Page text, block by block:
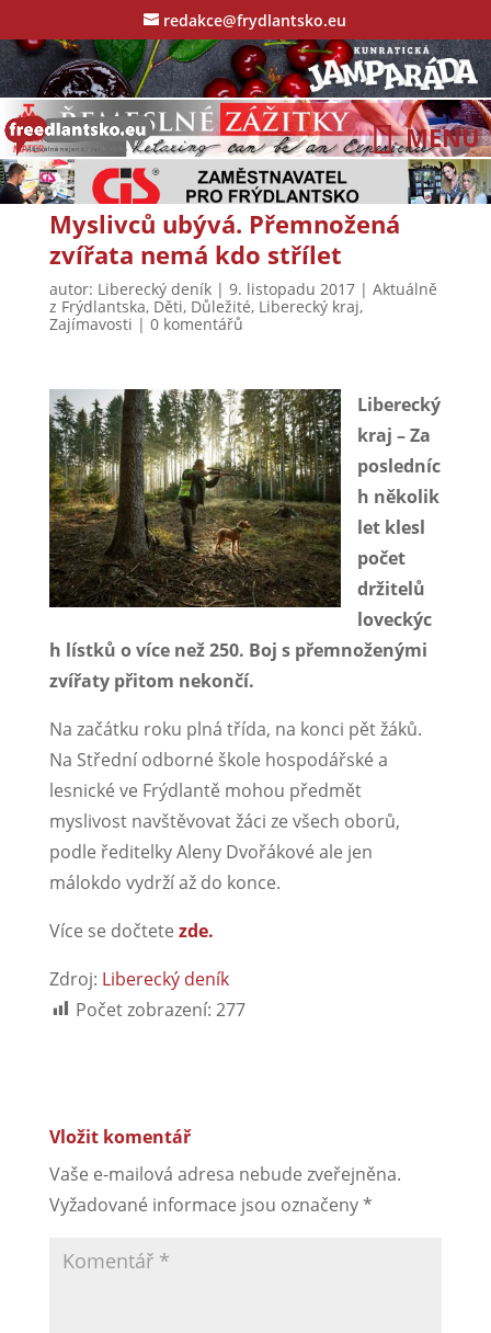
redakce@frydlantsko.eu
Myslivců ubývá. Přemnožená
zvířata nemá kdo střílet
autor: Liberecký deník| 9. listopadu 2017| Aktuálně
z Frýdlantska, Děti, Důležité, Liberecký kraj,
Zajímavosti | 0 komentářů
Liberecký
kraj – Za
posledníc
h několik
let klesl
počet
držitelů
loveckýc
h lístků o více než 250. Boj s přemnoženými
zvířaty přitom nekončí.
Na začátku roku plná třída, na konci pět žáků.
Na Střední odborné škole hospodářské a
lesnické ve Frýdlantě mohou předmět
myslivost navštěvovat žáci ze všech oborů,
podle ředitelky Aleny Dvořákové ale jen
málokdo vydrží až do konce.
Více se dočtete zde.
Zdroj: Liberecký deník
Počet zobrazení: 277
Vložit komentář
Vaše e-mailová adresa nebude zveřejněna.
Vyžadované informace jsou označeny*